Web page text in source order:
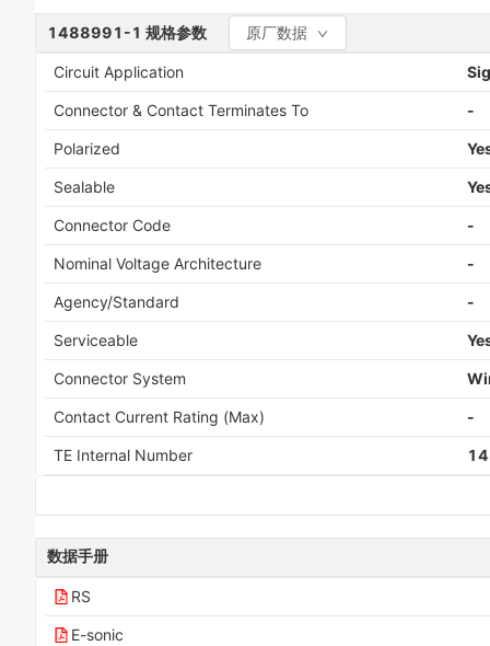
1488991-1 规格参数 原厂数据
Circuit Application
Connector & Contact Terminates To -
Polarized
Sealable
Connector Code -
Nominal Voltage Architecture -
Agency/Standard -
Serviceable
Connector System
Contact Current Rating (Max) -
TE Internal Number
数据手册
RS
E-sonic